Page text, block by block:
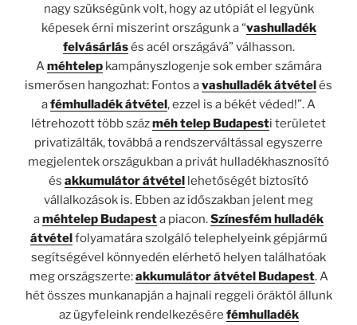
nagy szükségünk volt, hogy az utópiát el legyünk
képesek érni miszerint országunk a “vashulladék
felvásárlásés acél országává” válhasson.
Améhtelepkampányszlogenje sok ember számára
ismerősen hangozhat: Fontos avashulladék átvételés
afémhulladék átvétel, ezzel is a békét véded!”. A
létrehozott több százméh telep Budapesti területet
privatizálták, továbbá a rendszerváltással egyszerre
megjelentek országukban a privát hulladékhasznosító
és akkumulátor átvétel lehetőségét biztosító
vállalkozások is. Ebben az időszakban jelent meg
améhtelep Budapesta piacon.Színesfém hulladék
átvételfolyamatára szolgáló telephelyeink gépjármű
segítségével könnyedén elérhető helyen találhatóak
meg országszerte:akkumulátor átvétel Budapest. A
hét összes munkanapján a hajnali reggeli óráktól állunk
az ügyfeleink rendelkezésére fémhulladék